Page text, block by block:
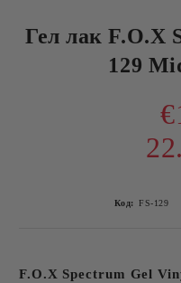
Гел лак F.O.X
129
Код: FS-129
F.O.X Spectrum Gel